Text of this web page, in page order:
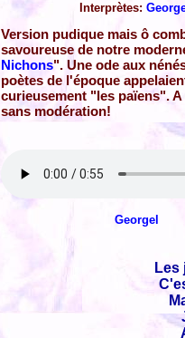
Interprètes:
Version pudique mais ô
savoureuse de notre
Nichons". Une ode aux
poètes de l'époque
curieusement "les païens".
sans modération!
Georgel
Les